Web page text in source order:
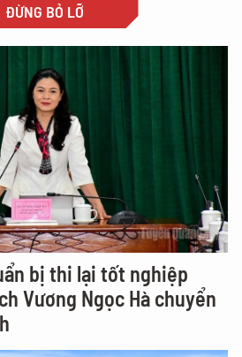
ĐỪNG BỎ LỠ
bị thi lại tốt nghiệp
Vương Ngọc Hà chuyển